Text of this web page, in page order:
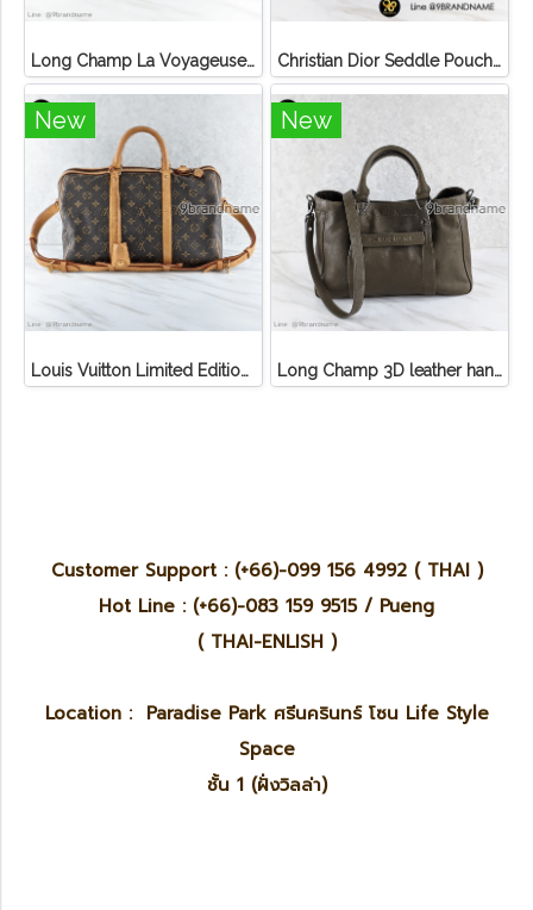
Long Champ La Voyageuse Bag Leather Christian Dior Seddle Pouch Accessory Hand Bag
New
Louis Vuitton Limited Edition Monogram Canvas Sofia Coppola SC Bag
New
Long Champ 3D leather handbag
Customer Support : (+66)-099 156 4992 ( THAI )
Hot Line : (+66)-083 159 9515 / Pueng
( THAI-ENLISH )
Location : Paradise Park ศรีนครินทร์ โซน Life Style
Space
ชั้น 1 (ฝั่งวิลล่า)